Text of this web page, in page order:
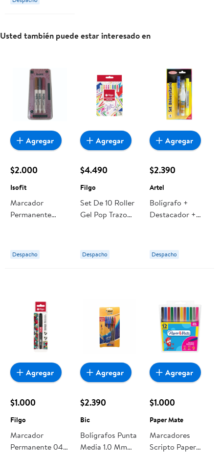
Usted también puede estar interesado en
$2.000
Isofit
Marcador
Permanente
Despacho
Agregar
$4.490
Filgo
Set De 10 Roller
Gel Pop Trazo
Despacho
Agregar
$2.390
Artel
Bolígrafo +
Destacador +
Despacho
Agregar
$1.000
Filgo
Marcador
Permanente 040
Agregar
$2.390
Bic
Bolígrafos Punta
Media 1.0 Mm
Agregar
$1.000
Paper Mate
Marcadores
Scripto Paper
Agregar